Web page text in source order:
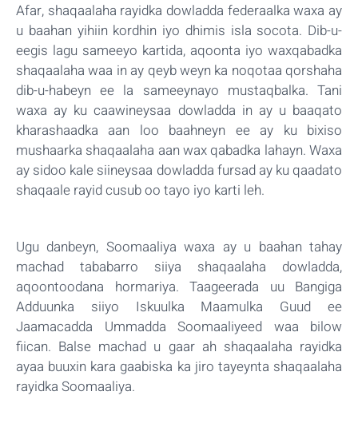
Afar, shaqaalaha rayidka dowladda federaalka waxa ay
u baahan yihiin kordhin iyo dhimis isla socota. Dib-u-
eegis lagu sameeyo kartida, aqoonta iyo waxqabadka
shaqaalaha waa in ay qeyb weyn ka noqotaa qorshaha
dib-u-habeyn ee la sameeynayo mustaqbalka. Tani
waxa ay ku caawineysaa dowladda in ay u baaqato
kharashaadka aan loo baahneyn ee ay ku bixiso
mushaarka shaqaalaha aan wax qabadka lahayn. Waxa
ay sidoo kale siineysaa dowladda fursad ay ku qaadato
shaqaale rayid cusub oo tayo iyo karti leh.
Ugu danbeyn, Soomaaliya waxa ay u baahan tahay
machad tababarro siiya shaqaalaha dowladda,
aqoontoodana hormariya. Taageerada uu Bangiga
Adduunka siiyo Iskuulka Maamulka Guud ee
Jaamacadda Ummadda Soomaaliyeed waa bilow
fiican. Balse machad u gaar ah shaqaalaha rayidka
ayaa buuxin kara gaabiska ka jiro tayeynta shaqaalaha
rayidka Soomaaliya.